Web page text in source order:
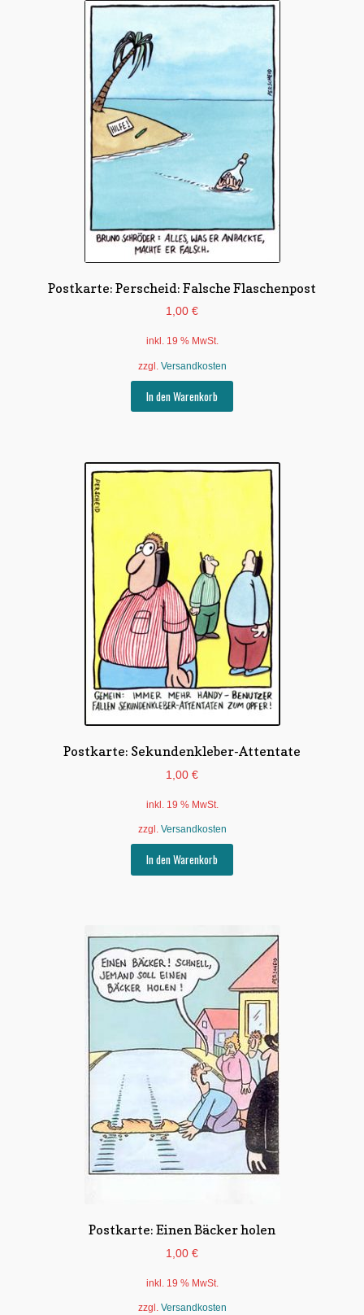
Postkarte: Perscheid: Falsche Flaschenpost
1,00 €
inkl. 19 % MwSt.
zzgl. Versandkosten
In den Warenkorb
Postkarte: Sekundenkleber-Attentate
1,00 €
inkl. 19 % MwSt.
zzgl. Versandkosten
In den Warenkorb
Postkarte: Einen Bäcker holen
1,00 €
inkl. 19 % MwSt.
zzgl. Versandkosten